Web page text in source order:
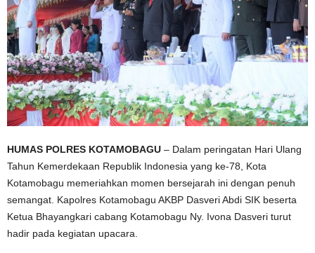
HUMAS POLRES KOTAMOBAGU – Dalam peringatan Hari Ulang
Tahun Kemerdekaan Republik Indonesia yang ke-78, Kota
Kotamobagu memeriahkan momen bersejarah ini dengan penuh
semangat. Kapolres Kotamobagu AKBP Dasveri Abdi SIK beserta
Ketua Bhayangkari cabang Kotamobagu Ny. Ivona Dasveri turut
hadir pada kegiatan upacara.